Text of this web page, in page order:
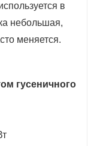
в
небольшая,
меняется.
гусеничного